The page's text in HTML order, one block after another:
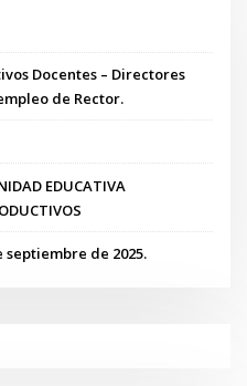
Docentes – Directores
de Rector.
EDUCATIVA
septiembre de 2025.